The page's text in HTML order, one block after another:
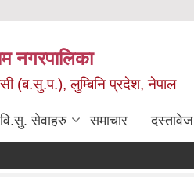
नगरपालिका
(ब.सु.प.), लुम्बिनि प्रदेश, नेपाल
वि.सु. सेवाहरु समाचार दस्तावेज